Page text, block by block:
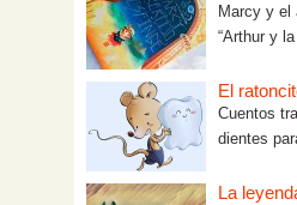
Marcy y el
“Arthur y
El
Cuentos
dientes
La